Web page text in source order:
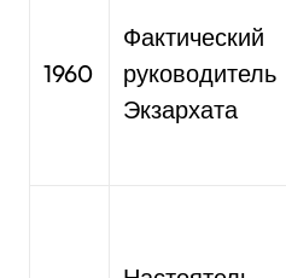
1960
Фактический
руководитель
Экзархата